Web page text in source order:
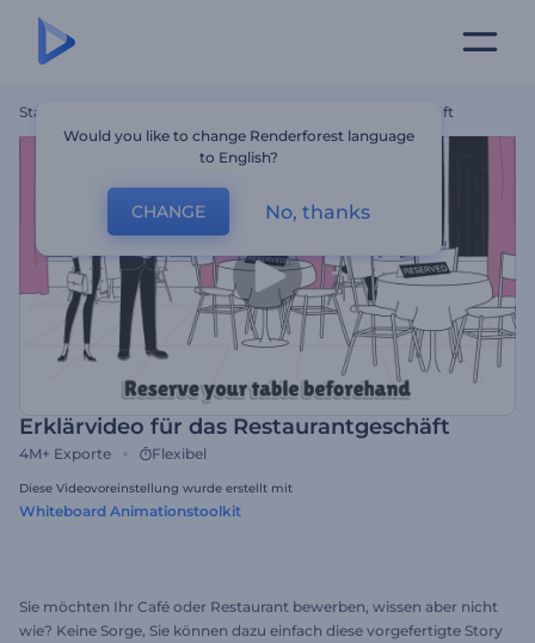
Startseite Erklärvideo Für Das Restaurantgeschäft
Erklärvideo für das Restaurantgeschäft
4M+ Exporte Flexibel
Diese Videovoreinstellung wurde erstellt mit
Whiteboard Animationstoolkit
Sie möchten Ihr Café oder Restaurant bewerben, wissen aber nicht
wie? Keine Sorge, Sie können dazu einfach diese vorgefertigte Story
Would you like to change Renderforest language
to English?
CHANGE No, thanks